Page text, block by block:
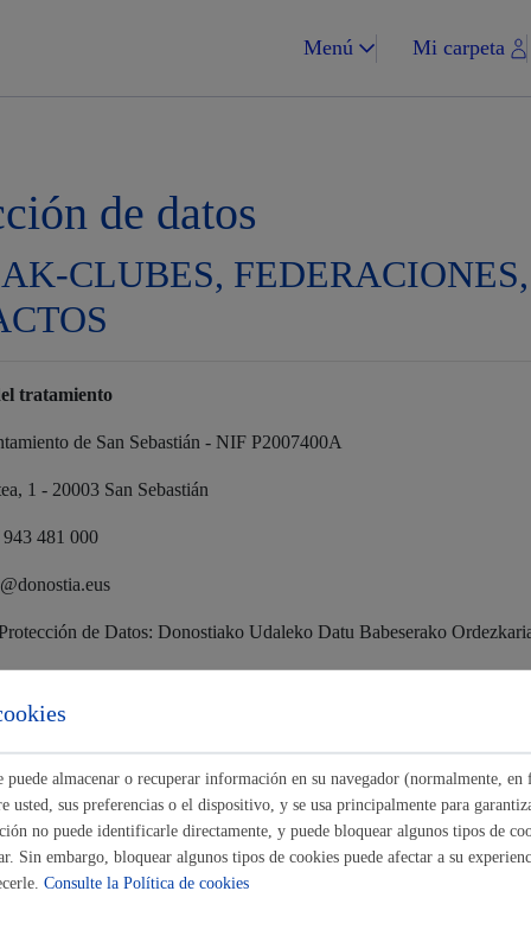
Menú Mi carpeta
Impuestos y multas
Desarrollo
de datos
CLUBES,
tratamiento
de San Sebastián - NIF P2007400A
1 - 20003 San Sebastián
481 000
de Datos: Donostiako Udaleko Datu Babeserako
personal relativa a las personas representantes de los
que realizan estas entidades a través de la tarjeta ciudadana
de la entidad).
objeto del presente tratamiento se conservarán durante el
las posibles responsabilidades que se pudieran derivar de dicha
almacenar o recuperar información en su navegador (normalmente, en
usted, sus preferencias o el dispositivo, y se usa principalmente para
no puede identificarle directamente, y puede bloquear algunos tipos de
Sin embargo, bloquear algunos tipos de cookies puede afectar a su
Consulte la Política de cookies